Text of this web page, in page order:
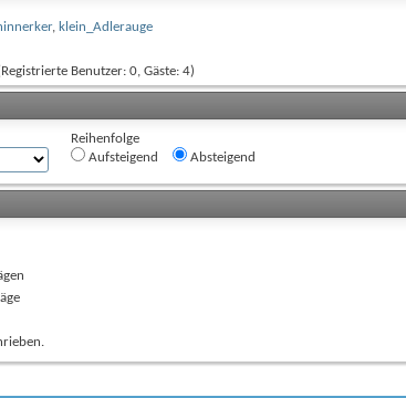
, klein_Adlerauge
Benutzer: 0, Gäste: 4)
Reihenfolge
Aufsteigend
Absteigend